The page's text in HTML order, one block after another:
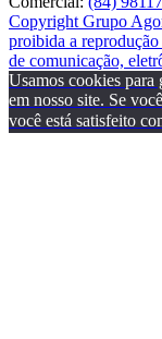
Copyright Grupo
proibida a
de comunicação,
Usamos cookies para
em nosso site. Se
você está satisfeito